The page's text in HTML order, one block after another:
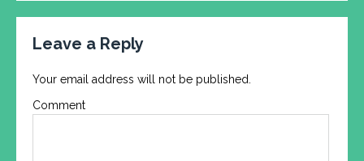
Leave a Reply
Your email address will not be published.
Comment